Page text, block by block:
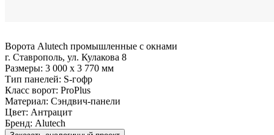
Ворота Alutech промышленные с окнами
г. Ставрополь, ул. Кулакова 8
Размеры: 3 000 x 3 770 мм
Тип панелей: S-гофр
Класс ворот: ProPlus
Материал: Сэндвич-панели
Цвет: Антрацит
Бренд: Alutech